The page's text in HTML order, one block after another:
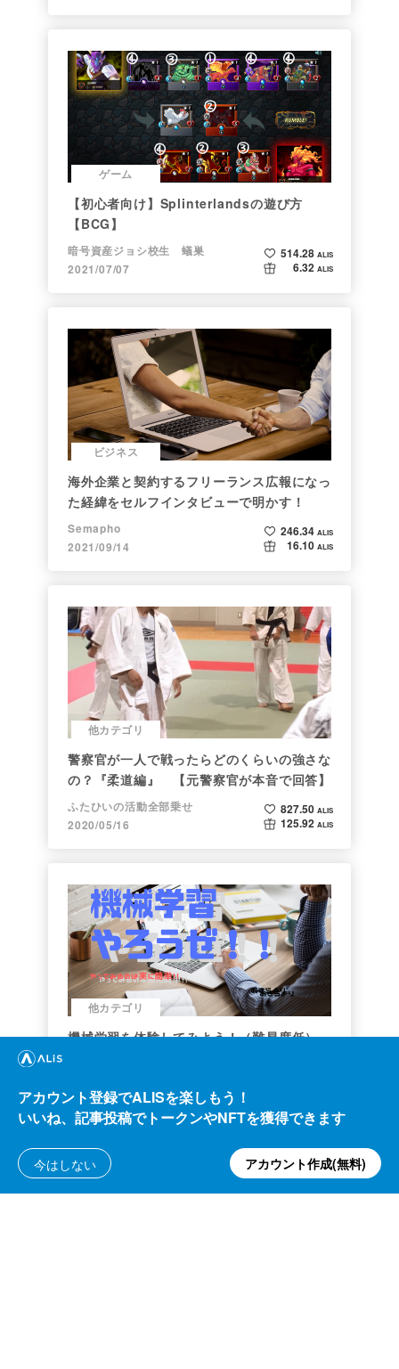
ゲーム
【初心者向け】Splinterlandsの遊び方
【BCG】
暗号資産ジョシ校生 蟻巣
2021/07/07
514.28 ALIS
6.32 ALIS
ビジネス
海外企業と契約するフリーランス広報になっ
た経緯をセルフインタビューで明かす！
Semapho
2021/09/14
246.34 ALIS
16.10 ALIS
他カテゴリ
警察官が一人で戦ったらどのくらいの強さな
の？『柔道編』 【元警察官が本音で回答】
ふたひいの活動全部乗せ
2020/05/16
827.50 ALIS
125.92 ALIS
他カテゴリ
機械学習を体験してみよう！（難易度低）
2020/03/04
アカウント登録でALISを楽しもう！
いいね、記事投稿でトークンやNFTを獲得できます
今はしない アカウント作成(無料)